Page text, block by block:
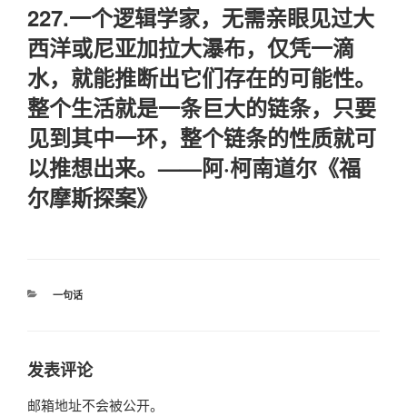
布
于
227.一个逻辑学家，无需亲眼见过大
西洋或尼亚加拉大瀑布，仅凭一滴
水，就能推断出它们存在的可能性。
整个生活就是一条巨大的链条，只要
见到其中一环，整个链条的性质就可
以推想出来。——阿·柯南道尔《福
尔摩斯探案》
分
一句话
发表评论
邮箱地址不会被公开。